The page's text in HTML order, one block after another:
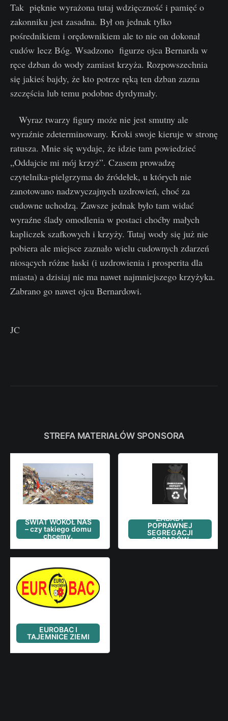
Tak pięknie wyrażona tutaj wdzięczność i pamięć o
zakonniku jest zasadna. Był on jednak tylko
pośrednikiem i orędownikiem ale to nie on dokonał
cudów lecz Bóg. Wsadzono figurze ojca Bernarda w
ręce dzban do wody zamiast krzyża. Rozpowszechnia
się jakieś bajdy, że kto potrze ręką ten dzban zazna
szczęścia lub temu podobne dyrdymały.
Wyraz twarzy figury może nie jest smutny ale
wyraźnie zdeterminowany. Kroki swoje kieruje w stronę
ratusza. Mnie się wydaje, że idzie tam powiedzieć
„Oddajcie mi mój krzyż”. Czasem prowadzę
czytelnika-pielgrzyma do źródełek, u których nie
zanotowano nadzwyczajnych uzdrowień, choć za
cudowne uchodzą. Zawsze jednak było tam widać
wyraźne ślady omodlenia w postaci choćby małych
kapliczek szafkowych i krzyży. Tutaj wody się już nie
pobiera ale miejsce zaznało wielu cudownych zdarzeń
niosących różne łaski (i uzdrowienia i prosperita dla
miasta) a dzisiaj nie ma nawet najmniejszego krzyżyka.
Zabrano go nawet ojcu Bernardowi.
JC